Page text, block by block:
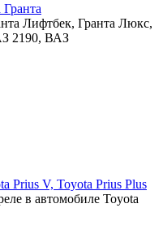
Лифтбек, Гранта Люкс,
2190, ВАЗ
Prius V, Toyota Prius Plus
в автомобиле Toyota